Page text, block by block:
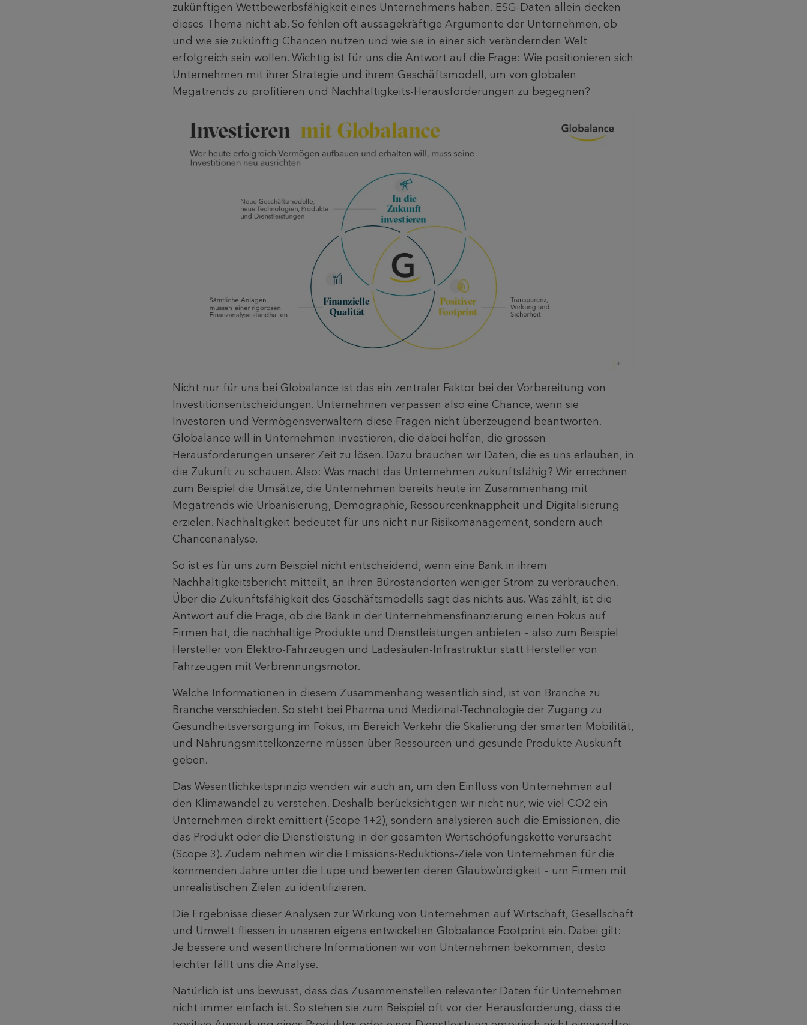
zukünftigen Wettbewerbsfähigkeit eines Unternehmens haben. ESG-Daten allein decken
dieses Thema nicht ab. So fehlen oft aussagekräftige Argumente der Unternehmen, ob
und wie sie zukünftig Chancen nutzen und wie sie in einer sich verändernden Welt
erfolgreich sein wollen. Wichtig ist für uns die Antwort auf die Frage: Wie positionieren sich
Unternehmen mit ihrer Strategie und ihrem Geschäftsmodell, um von globalen
Megatrends zu profitieren und Nachhaltigkeits-Herausforderungen zu begegnen?
Nicht nur für uns bei Globalance ist das ein zentraler Faktor bei der Vorbereitung von
Investitionsentscheidungen. Unternehmen verpassen also eine Chance, wenn sie
Investoren und Vermögensverwaltern diese Fragen nicht überzeugend beantworten.
Globalance will in Unternehmen investieren, die dabei helfen, die grossen
Herausforderungen unserer Zeit zu lösen. Dazu brauchen wir Daten, die es uns erlauben, in
die Zukunft zu schauen. Also: Was macht das Unternehmen zukunftsfähig? Wir errechnen
zum Beispiel die Umsätze, die Unternehmen bereits heute im Zusammenhang mit
Megatrends wie Urbanisierung, Demographie, Ressourcenknappheit und Digitalisierung
erzielen. Nachhaltigkeit bedeutet für uns nicht nur Risikomanagement, sondern auch
Chancenanalyse.
So ist es für uns zum Beispiel nicht entscheidend, wenn eine Bank in ihrem
Nachhaltigkeitsbericht mitteilt, an ihren Bürostandorten weniger Strom zu verbrauchen.
Über die Zukunftsfähigkeit des Geschäftsmodells sagt das nichts aus. Was zählt, ist die
Antwort auf die Frage, ob die Bank in der Unternehmensfinanzierung einen Fokus auf
Firmen hat, die nachhaltige Produkte und Dienstleistungen anbieten – also zum Beispiel
Hersteller von Elektro-Fahrzeugen und Ladesäulen-Infrastruktur statt Hersteller von
Fahrzeugen mit Verbrennungsmotor.
Welche Informationen in diesem Zusammenhang wesentlich sind, ist von Branche zu
Branche verschieden. So steht bei Pharma und Medizinal-Technologie der Zugang zu
Gesundheitsversorgung im Fokus, im Bereich Verkehr die Skalierung der smarten Mobilität,
und Nahrungsmittelkonzerne müssen über Ressourcen und gesunde Produkte Auskunft
geben.
Das Wesentlichkeitsprinzip wenden wir auch an, um den Einfluss von Unternehmen auf
den Klimawandel zu verstehen. Deshalb berücksichtigen wir nicht nur, wie viel CO2 ein
Unternehmen direkt emittiert (Scope 1+2), sondern analysieren auch die Emissionen, die
das Produkt oder die Dienstleistung in der gesamten Wertschöpfungskette verursacht
(Scope 3). Zudem nehmen wir die Emissions-Reduktions-Ziele von Unternehmen für die
kommenden Jahre unter die Lupe und bewerten deren Glaubwürdigkeit – um Firmen mit
unrealistischen Zielen zu identifizieren.
Die Ergebnisse dieser Analysen zur Wirkung von Unternehmen auf Wirtschaft, Gesellschaft
und Umwelt fliessen in unseren eigens entwickelten Globalance Footprint ein. Dabei gilt:
Je bessere und wesentlichere Informationen wir von Unternehmen bekommen, desto
leichter fällt uns die Analyse.
Natürlich ist uns bewusst, dass das Zusammenstellen relevanter Daten für Unternehmen
nicht immer einfach ist. So stehen sie zum Beispiel oft vor der Herausforderung, dass die